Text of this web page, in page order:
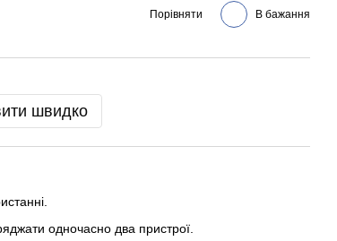
Порівняти В бажання
швидко
одночасно два пристрої.